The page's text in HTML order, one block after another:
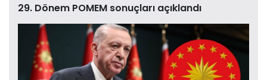
29. Dönem POMEM sonuçları açıklandı